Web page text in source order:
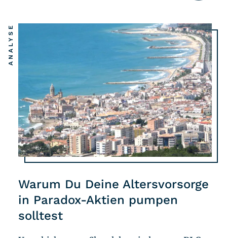
Warum Du Deine Altersvorsorge
in Paradox-Aktien pumpen
solltest
ANALYSE